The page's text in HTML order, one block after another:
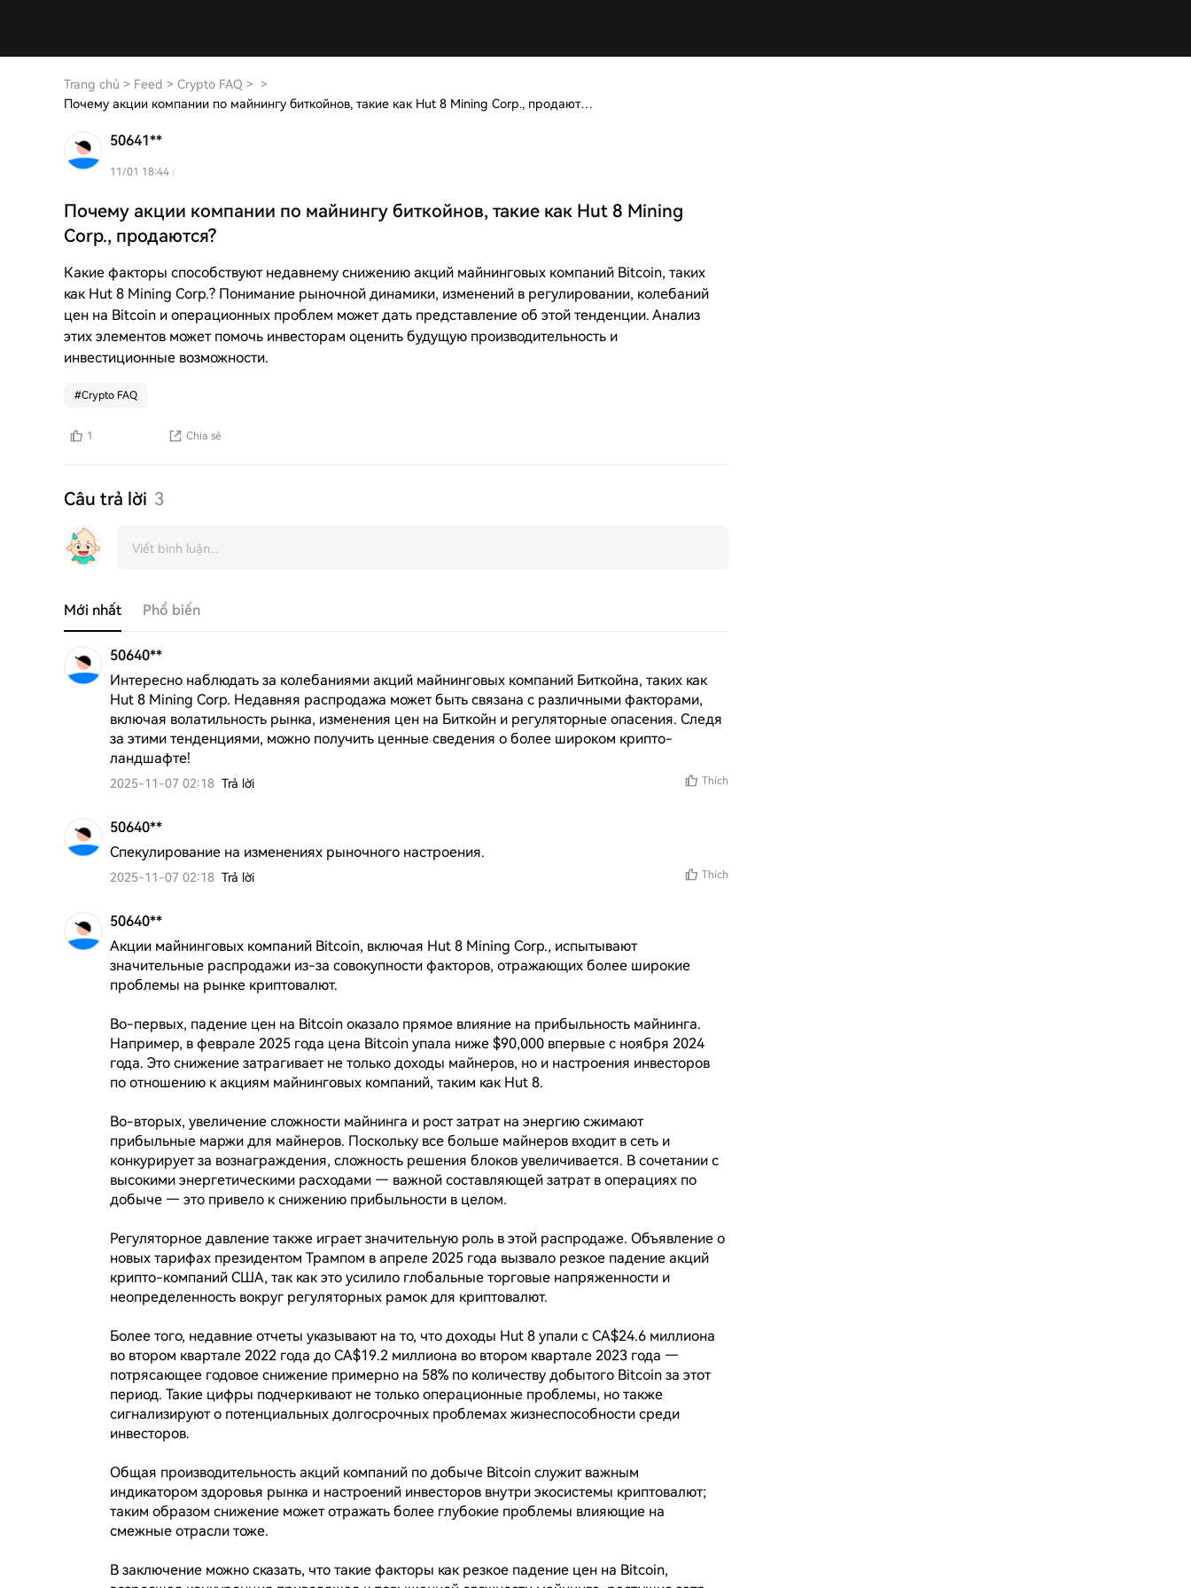
Trang chủ > Feed > Crypto FAQ > >
Почему акции компании по майнингу биткойнов, такие как Hut 8 Mining Corp., продаются?
50641**
11/01 18:44
Почему акции компании по майнингу биткойнов, такие как Hut 8 Mining
Corp., продаются?
Какие факторы способствуют недавнему снижению акций майнинговых компаний Bitcoin, таких
как Hut 8 Mining Corp.? Понимание рыночной динамики, изменений в регулировании, колебаний
цен на Bitcoin и операционных проблем может дать представление об этой тенденции. Анализ
этих элементов может помочь инвесторам оценить будущую производительность и
инвестиционные возможности.
#Crypto FAQ
1 Chia sẻ
Câu trả lời 3
Mới nhất Phổ biến
50640**
Интересно наблюдать за колебаниями акций майнинговых компаний Биткойна, таких как
Hut 8 Mining Corp. Недавняя распродажа может быть связана с различными факторами,
включая волатильность рынка, изменения цен на Биткойн и регуляторные опасения. Следя
за этими тенденциями, можно получить ценные сведения о более широком крипто-
ландшафте!
2025-11-07 02:18 Trả lời Thích
50640**
Спекулирование на изменениях рыночного настроения.
2025-11-07 02:18 Trả lời Thích
50640**
Акции майнинговых компаний Bitcoin, включая Hut 8 Mining Corp., испытывают
значительные распродажи из-за совокупности факторов, отражающих более широкие
проблемы на рынке криптовалют.
Во-первых, падение цен на Bitcoin оказало прямое влияние на прибыльность майнинга.
Например, в феврале 2025 года цена Bitcoin упала ниже $90,000 впервые с ноября 2024
года. Это снижение затрагивает не только доходы майнеров, но и настроения инвесторов
по отношению к акциям майнинговых компаний, таким как Hut 8.
Во-вторых, увеличение сложности майнинга и рост затрат на энергию сжимают
прибыльные маржи для майнеров. Поскольку все больше майнеров входит в сеть и
конкурирует за вознаграждения, сложность решения блоков увеличивается. В сочетании с
высокими энергетическими расходами — важной составляющей затрат в операциях по
добыче — это привело к снижению прибыльности в целом.
Регуляторное давление также играет значительную роль в этой распродаже. Объявление о
новых тарифах президентом Трампом в апреле 2025 года вызвало резкое падение акций
крипто-компаний США, так как это усилило глобальные торговые напряженности и
неопределенность вокруг регуляторных рамок для криптовалют.
Более того, недавние отчеты указывают на то, что доходы Hut 8 упали с CA$24.6 миллиона
во втором квартале 2022 года до CA$19.2 миллиона во втором квартале 2023 года —
потрясающее годовое снижение примерно на 58% по количеству добытого Bitcoin за этот
период. Такие цифры подчеркивают не только операционные проблемы, но также
сигнализируют о потенциальных долгосрочных проблемах жизнеспособности среди
инвесторов.
Общая производительность акций компаний по добыче Bitcoin служит важным
индикатором здоровья рынка и настроений инвесторов внутри экосистемы криптовалют;
таким образом снижение может отражать более глубокие проблемы влияющие на
смежные отрасли тоже.
В заключение можно сказать, что такие факторы как резкое падение цен на Bitcoin,